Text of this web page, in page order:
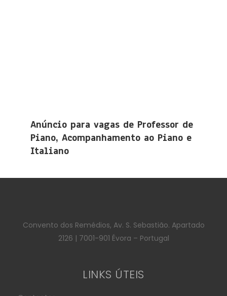
Anúncio para vagas de Professor de
Piano, Acompanhamento ao Piano e
Italiano
Convento dos Remédios, Av. S. Sebastião. Apartado
2126 | 7001-901 Évora – Portugal
LINKS ÚTEIS